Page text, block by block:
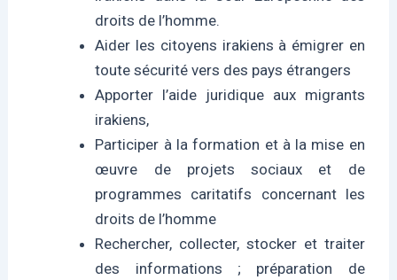
droits de l’homme.
Aider les citoyens irakiens à émigrer en
toute sécurité vers des pays étrangers
Apporter l’aide juridique aux migrants
irakiens,
Participer à la formation et à la mise en
œuvre de projets sociaux et de
programmes caritatifs concernant les
droits de l’homme
Rechercher, collecter, stocker et traiter
des informations ; préparation de